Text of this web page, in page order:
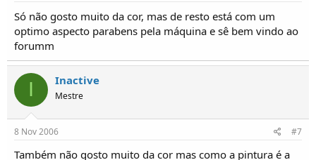
Só não gosto muito da cor, mas de resto está com um
optimo aspecto parabens pela máquina e sê bem vindo ao
forumm
I Inactive
Mestre
8 Nov 2006 #7
Também não gosto muito da cor mas como a pintura é a